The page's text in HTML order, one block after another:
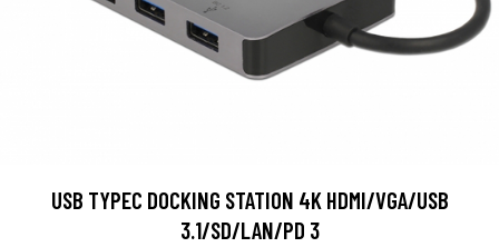
USB TYPEC DOCKING STATION 4K HDMI/VGA/USB
3.1/SD/LAN/PD 3